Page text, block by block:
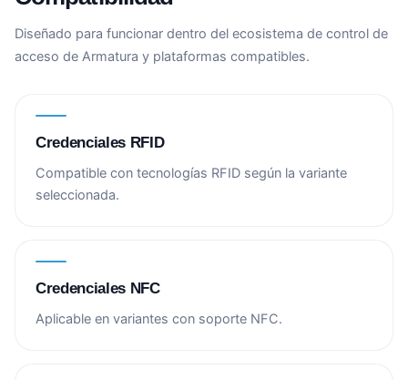
Diseñado para funcionar dentro del ecosistema de control de
acceso de Armatura y plataformas compatibles.
Credenciales RFID
Compatible con tecnologías RFID según la variante
seleccionada.
Credenciales NFC
Aplicable en variantes con soporte NFC.